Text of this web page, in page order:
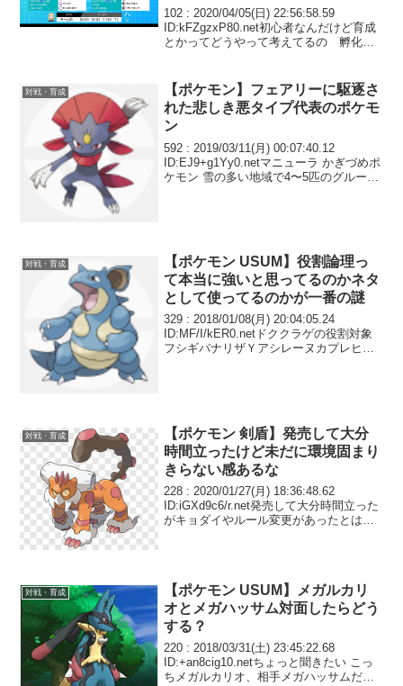
の？
102 : 2020/04/05(日) 22:56:58.59
ID:kFZgzxP80.net初心者なんだけど育成
とかってどうやって考えてるの 孵化厳
対戦・育成
【ポケモン】フェアリーに駆逐さ
れた悲しき悪タイプ代表のポケモ
ン
592 : 2019/03/11(月) 00:07:40.12
ID:EJ9+g1Yy0.netマニューラ かぎづめポ
ケモン 雪の多い地域で4〜5匹のグループ
対戦・育成
【ポケモン USUM】役割論理っ
て本当に強いと思ってるのかネタ
として使ってるのかが一番の謎
329 : 2018/01/08(月) 20:04:05.24
ID:MF/I/kER0.netドククラゲの役割対象
フシギバナリザＹアシレーヌカプレヒレ
対戦・育成
【ポケモン 剣盾】発売して大分
時間立ったけど未だに環境固まり
きらない感あるな
228 : 2020/01/27(月) 18:36:48.62
ID:iGXd9c6/r.net発売して大分時間立った
がキョダイやルール変更があったとはい
対戦・育成
【ポケモン USUM】メガルカリ
オとメガハッサム対面したらどう
する？
220 : 2018/03/31(土) 23:45:22.68
ID:+an8cig10.netちょっと聞きたい こっ
ちメガルカリオ、相手メガハッサムだっ